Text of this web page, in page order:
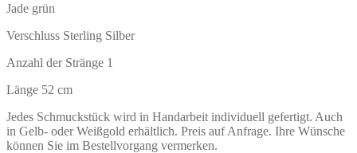
Jade grün
Verschluss Sterling Silber
Anzahl der Stränge 1
Länge 52 cm
Jedes Schmuckstück wird in Handarbeit individuell gefertigt. Auch
in Gelb- oder Weißgold erhältlich. Preis auf Anfrage. Ihre Wünsche
können Sie im Bestellvorgang vermerken.